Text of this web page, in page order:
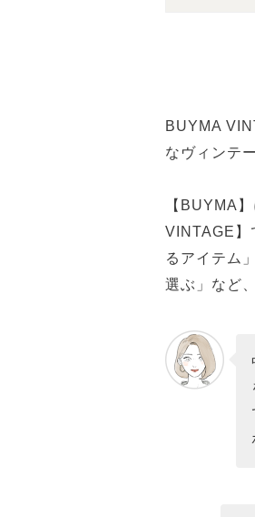
BUYMA
なヴィンテ
【BUYMA
VINTAGE】
るアイテム
選ぶ」など